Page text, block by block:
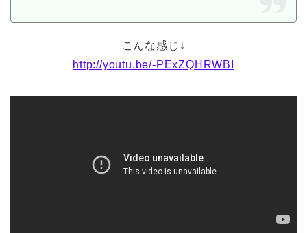
こんな感じ↓
http://youtu.be/-PExZQHRWBI